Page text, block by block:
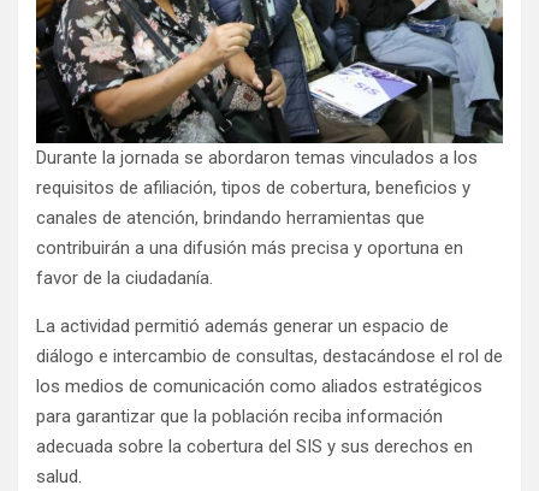
Durante la jornada se abordaron temas vinculados a los
requisitos de afiliación, tipos de cobertura, beneficios y
canales de atención, brindando herramientas que
contribuirán a una difusión más precisa y oportuna en
favor de la ciudadanía.
La actividad permitió además generar un espacio de
diálogo e intercambio de consultas, destacándose el rol de
los medios de comunicación como aliados estratégicos
para garantizar que la población reciba información
adecuada sobre la cobertura del SIS y sus derechos en
salud.